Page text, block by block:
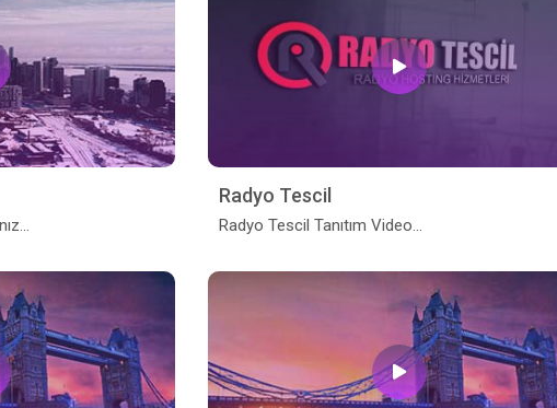
Radyo Tescil
Radyo Tescil Tanıtım Video...